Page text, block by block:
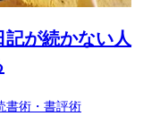
記が続かない人
書術・書評術